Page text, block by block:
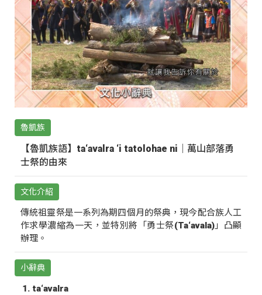
魯凱族
【魯凱族語】ta‘avalra ‘i tatolohae ni｜萬山部落勇
士祭的由來
文化介紹
傳統祖靈祭是一系列為期四個月的祭典，現今配合族人工
作求學濃縮為一天，並特別將「勇士祭(Ta‘avala)」凸顯
辦理。
小辭典
ta‘avalra